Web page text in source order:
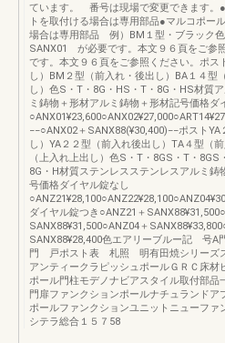
ています。 番号は現場で変更できます。
トを取付ける場合は専用部品●マルコポー
場合は専用部品 例）BM１型・ブラック
SANX01 が必要です。本文９６頁をご参
です。本文９６頁をご参照ください。ポス
し）BM２型（前入れ・後出し）BA１４型
し）色S・T・8G・HS・T・8G・HS材質
ミ鋳物＋形材アルミ鋳物＋形材記号価格ダ
−−○ANX02＋SANX88(¥30,400)−−ポストYA
し）YA２２型（前入れ後出し）TA４型（
（上入れ上出し）色S・T・8GS・T・8GS
8G・H材質ステンレスステンレスアルミ鋳
号価格ダイヤル錠なし
ダイヤル錠つき○ANZ21＋
SANX88¥31,500○ANZ04＋
SANX88¥28,400色エアリーブルー記 号A
門 戸ポスト表 札照 明有田焼シリーズ
アンティークラピッシュポールＧＲＣ床材
ポール門柱モデノナビアスタイル取付部品
門扉ファンクションポールナチュランドア
ポールファンクションユニットニューファ
シテラ総合１５７58